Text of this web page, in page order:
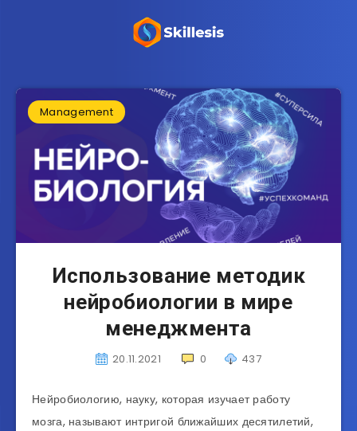
Management
Использование методик
нейробиологии в мире
менеджмента
20.11.2021 0 437
Нейробиологию, науку, которая изучает работу
мозга, называют интригой ближайших десятилетий,